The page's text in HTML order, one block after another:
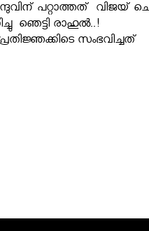
പറ്റാത്തത് വിജയ്
ഞെട്ടി രാഹുൽ..!
സംഭവിച്ചത്